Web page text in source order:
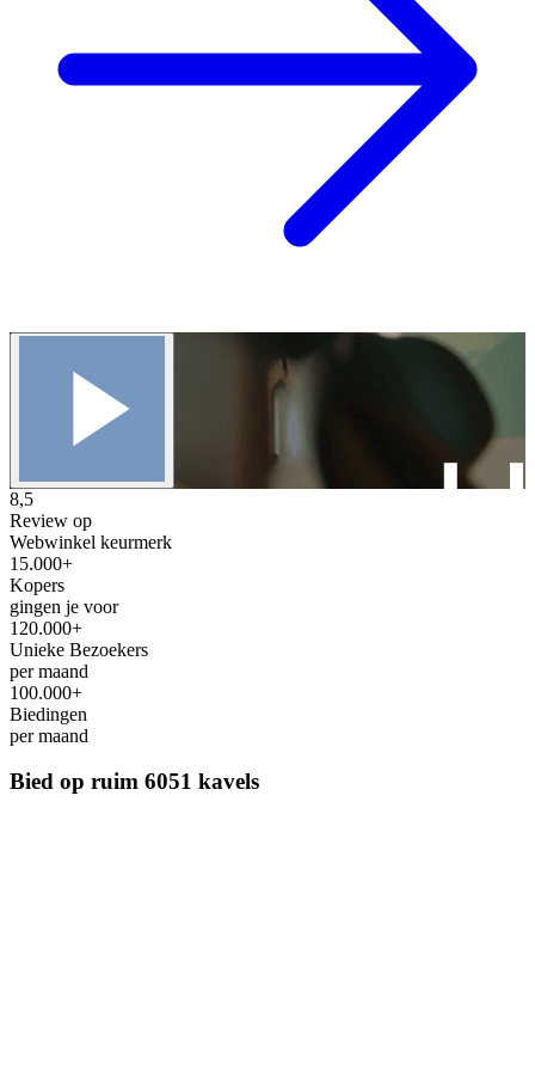
8,5
Review op
Webwinkel keurmerk
15.000+
Kopers
gingen je voor
120.000+
Unieke Bezoekers
per maand
100.000+
Biedingen
per maand
Bied op ruim 6051 kavels